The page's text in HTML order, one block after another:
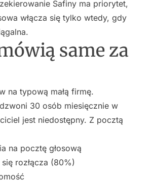
Safiny ma priorytet,
włącza się tylko wtedy, gdy
same za
na typową małą firmę.
30 osób miesięcznie w
jest niedostępny. Z pocztą
na pocztę głosową
rozłącza (80%)